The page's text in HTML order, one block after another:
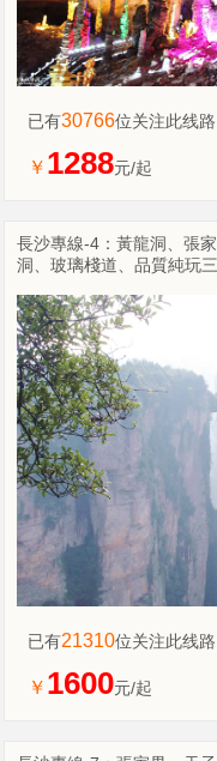
已有30766位关注此线路
￥ 1288元/起
長沙專線-4：黃龍洞、張
洞、玻璃棧道、品質純玩
已有21310位关注此线路
￥ 1600元/起